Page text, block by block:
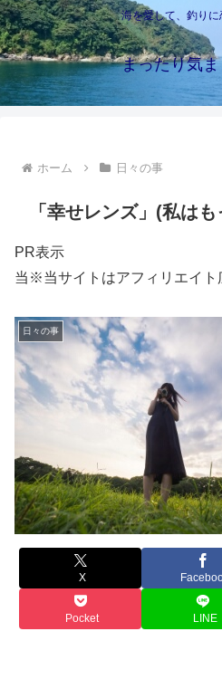
海を愛して、釣り
まったり気
ホーム 日々の事
「幸せレンズ」(私は
PR表示
当※当サイトはアフィリエイト
日々の事
X
Pocket LINE